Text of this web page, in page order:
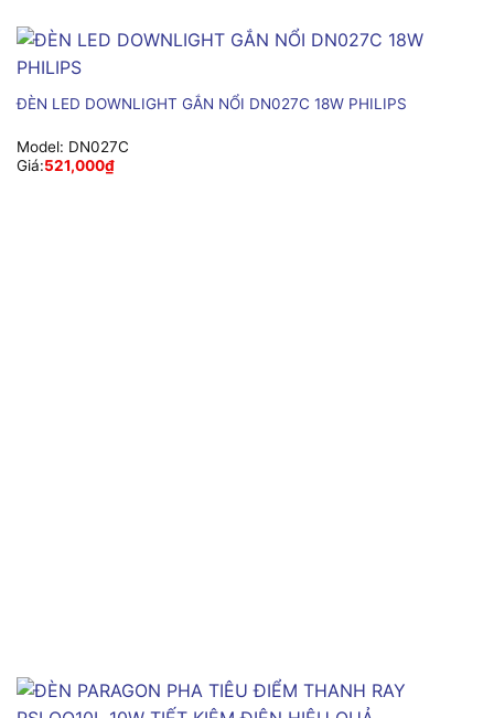
ĐÈN LED DOWNLIGHT GẮN NỔI DN027C 18W PHILIPS
Model: DN027C
Giá:521,000₫